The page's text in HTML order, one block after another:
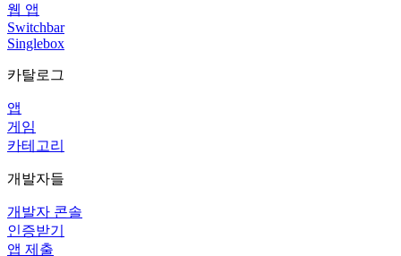
웹 앱
Switchbar
Singlebox
카탈로그
앱
게임
카테고리
개발자들
개발자 콘솔
인증받기
앱 제출